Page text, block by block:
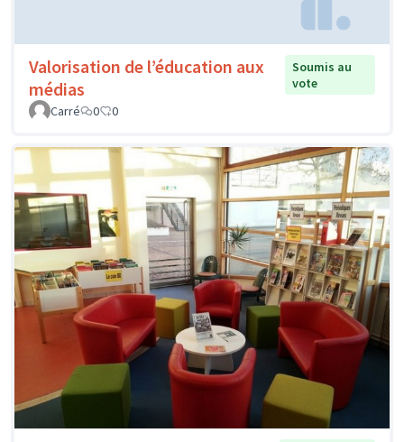
Valorisation de l’éducation aux
médias
Soumis au
vote
Carré
0 0